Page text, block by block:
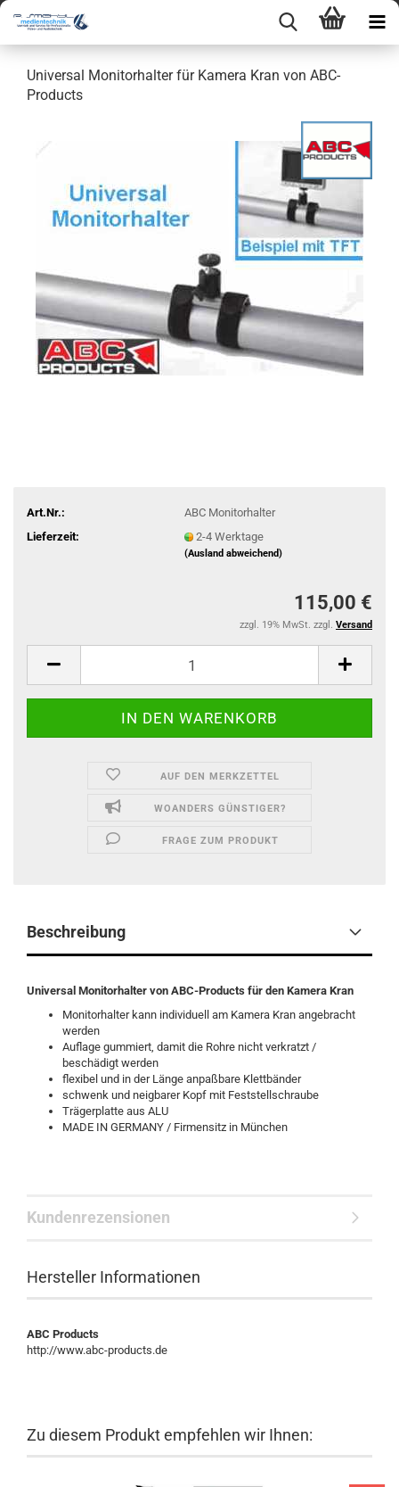
Universal Monitorhalter für Kamera Kran von ABC-
Products
Art.Nr.:
ABC Monitorhalter
Lieferzeit:
2-4 Werktage
(Ausland abweichend)
115,00 €
zzgl. 19% MwSt. zzgl. Versand
AUF DEN MERKZETTEL
WOANDERS GÜNSTIGER?
FRAGE ZUM PRODUKT
Beschreibung
Universal Monitorhalter von ABC-Products für den Kamera Kran
Monitorhalter kann individuell am Kamera Kran angebracht
werden
Auflage gummiert, damit die Rohre nicht verkratzt /
beschädigt werden
flexibel und in der Länge anpaßbare Klettbänder
schwenk und neigbarer Kopf mit Feststellschraube
Trägerplatte aus ALU
MADE IN GERMANY / Firmensitz in München
Kundenrezensionen
Hersteller Informationen
ABC Products
http://www.abc-products.de
Zu diesem Produkt empfehlen wir Ihnen: